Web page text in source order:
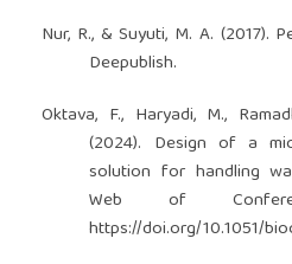
Nur, R., & Suyuti, M. A. (2017).
Deepublish.
Oktava, F., Haryadi, M.,
(2024). Design of a
solution for handling
Web of
https://doi.org/10.1051/